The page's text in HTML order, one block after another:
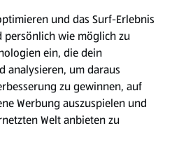
und das Surf-Erlebnis
wie möglich zu
ein, die dein
analysieren, um daraus
zu gewinnen, auf
Werbung auszuspielen und
Welt anbieten zu